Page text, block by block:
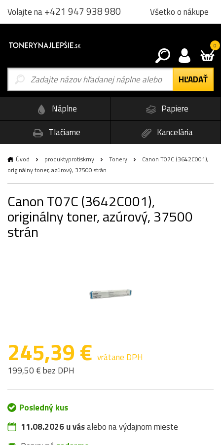
Volajte na+421 947 938 980 Všetko o nákupe
0
Náplne
Papiere
Tlačiarne
Kancelária
Úvod produktyprotiskrny Tonery
Canon T07C (3642C001),
originálny toner, azúrový, 37500 strán
Canon T07C (3642C001),
originálny toner, azúrový, 37500
strán
245,39 € vrátane DPH
199,50 € bez DPH
Posledný kus
11.08.2026 u vásalebo na výdajnom mieste